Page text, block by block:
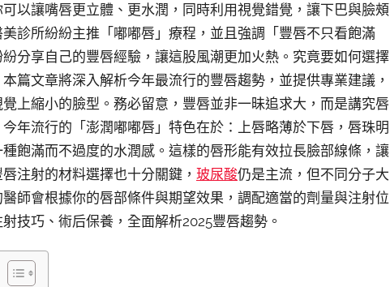
以讓嘴唇更立體、更水潤，同時利用視覺錯覺，讓下巴與臉頰
診所紛紛主推「嘟嘟唇」療程，並且強調「豐唇不只看飽滿
分享自己的豐唇經驗，讓這股風潮更加火熱。究竟要如何選擇
篇文章將深入解析今年最流行的豐唇趨勢，並提供專業建議，
上縮小的臉型。務必留意，豐唇並非一昧追求大，而是講究唇
年流行的「澎潤嘟嘟唇」特色在於：上唇略薄於下唇，唇珠明
飽滿而不過度的水潤感。這樣的唇形能有效拉長臉部線條，讓
注射的材料選擇也十分關鍵， 玻尿酸仍是主流，但不同分子大
師會根據你的唇部條件與期望效果，調配適當的劑量與注射位
技巧、術后保養，全面解析2025豐唇趨勢。